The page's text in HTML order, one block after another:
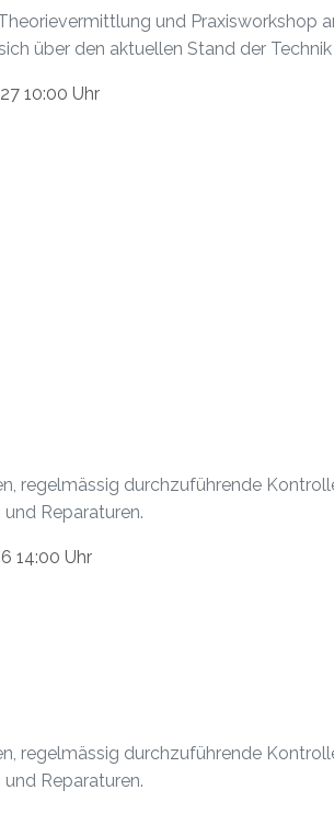
und Praxisworkshop
über den aktuellen Stand der
10:00 Uhr
regelmässig durchzuführende
Reparaturen.
14:00 Uhr
regelmässig durchzuführende
Reparaturen.